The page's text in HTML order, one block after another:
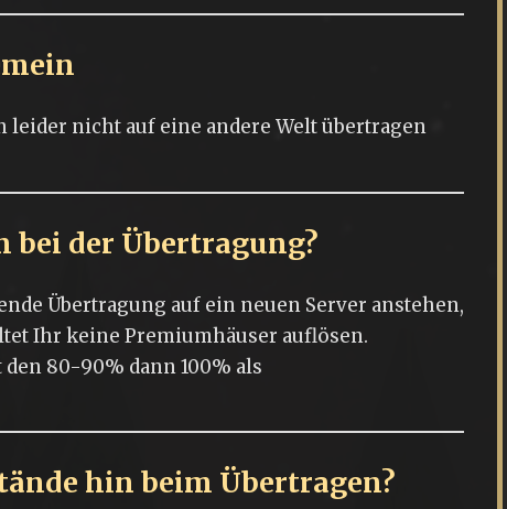
nicht auf eine andere Welt übertragen
bei der Übertragung?
Übertragung auf ein neuen Server anstehen,
Ihr keine Premiumhäuser auflösen.
80-90% dann 100% als
hin beim Übertragen?